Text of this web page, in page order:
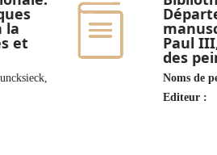
la
et Paul
des
Noms de
Editeur :